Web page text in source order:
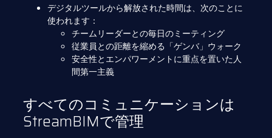
デジタルツールから解放された時間は、次のことに
使われます：
チームリーダーとの毎日のミーティング
従業員との距離を縮める「ゲンバ」ウォーク
安全性とエンパワーメントに重点を置いた人
間第一主義
すべてのコミュニケーションは
StreamBIMで管理